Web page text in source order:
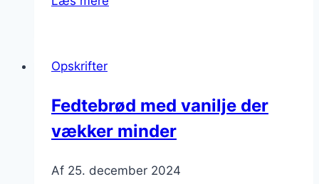
Opskrifter
Fedtebrød med vanilje der
vækker minder
Af 25. december 2024